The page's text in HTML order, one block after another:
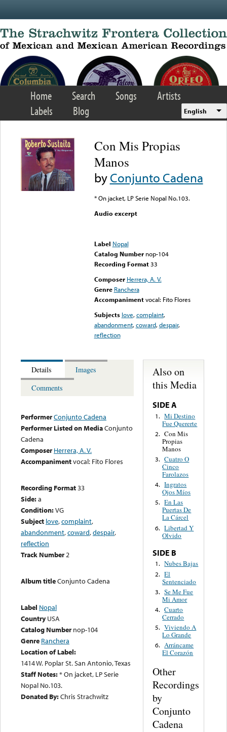
Home Search Songs
Artists
Labels
Blog English
Con Mis Propias
Manos
byConjunto Cadena
* On jacket, LP Serie Nopal No.103.
Audio excerpt
Label Nopal
Catalog Number nop-104
Recording Format33
Composer Herrera, A. V.
Genre Ranchera
Accompaniment vocal: Fito Flores
Subjects love,complaint,
abandonment,coward,despair,
reflection
Details
Images
Comments
PerformerConjunto Cadena
Performer Listed on MediaConjunto
Cadena
Composer Herrera, A. V.
Accompanimentvocal: Fito Flores
Recording Format33
Side:a
Condition:VG
Subject love,complaint,
abandonment,coward,despair,
reflection
Track Number2
Album titleConjunto Cadena
Label Nopal
Country USA
Catalog Number nop-104
Genre Ranchera
Location of Label:
1414 W. Poplar St. San Antonio, Texas
Staff Notes:* On jacket, LP Serie
Nopal No.103.
Donated By:Chris Strachwitz
Also on
this Media
SIDE A
1. Mi Destino
Fue Quererte
2. Con Mis
Propias
Manos
3. Cuatro O
Cinco
Farolazos
4. Ingratos
Ojos Míos
5. En Las
Puertas De
La Cárcel
6. Libertad Y
Olvido
SIDE B
1. Nubes Bajas
2. El
Sentenciado
3. Se Me Fue
Mi Amor
4. Cuarto
Cerrado
5. Viviendo A
Lo Grande
6. Arráncame
El Corazón
Other
Recordings
by
Conjunto
Cadena